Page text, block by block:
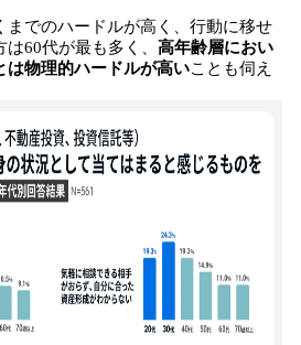
までのハードルが高く、行動に移せ
60代が最も多く、 高年齢層におい
は物理的ハードルが高いことも伺え